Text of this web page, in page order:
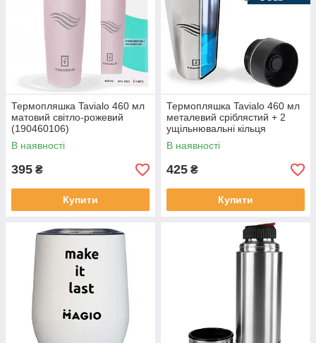
Термопляшка Tavialo 460 мл
матовий світло-рожевий
(190460106)
В наявності
395 ₴
Купити
Термопляшка Tavialo 460 мл
металевий сріблястий + 2
ущільнювальні кільця
(190460109)
В наявності
425 ₴
Купити